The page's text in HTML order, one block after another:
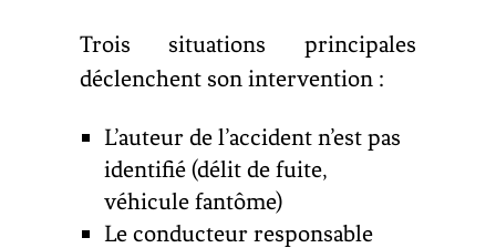
Trois situations principales
déclenchent son intervention :
L’auteur de l’accident n’est pas
identifié (délit de fuite,
véhicule fantôme)
Le conducteur responsable